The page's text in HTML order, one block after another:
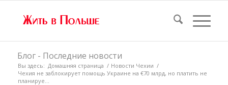
Блог - Последние новости
Вы здесь: Домашняя страница / Новости Чехии /
Чехия не заблокирует помощь Украине на €70 млрд, но платить не
планируе...